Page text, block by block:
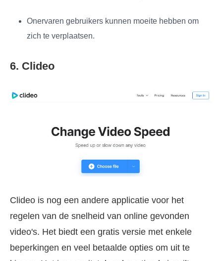
Onervaren gebruikers kunnen moeite hebben om
zich te verplaatsen.
6. Clideo
Clideo is nog een andere applicatie voor het
regelen van de snelheid van online gevonden
video's. Het biedt een gratis versie met enkele
beperkingen en veel betaalde opties om uit te